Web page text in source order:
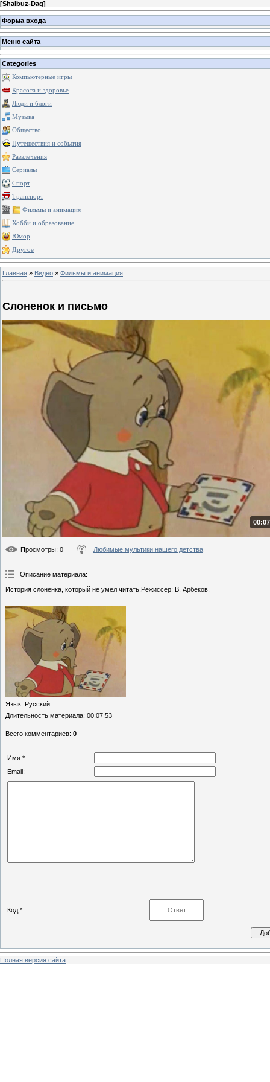
[Shalbuz-Dag]
Форма входа
Меню сайта
Categories
Компьютерные игры
Красота и здоровье
Люди и блоги
Музыка
Общество
Путешествия и события
Развлечения
Сериалы
Спорт
Транспорт
Фильмы и анимация
Хобби и образование
Юмор
Другое
Главная » Видео » Фильмы и анимация
Слоненок и письмо
Просмотры: 0 Любимые мультики нашего детства
Описание материала:
История слоненка, который не умел читать.Режиссер: В. Арбеков.
Язык: Русский
Длительность материала: 00:07:53
Всего комментариев: 0
Имя *:
Email:
Код *:
Полная версия сайта